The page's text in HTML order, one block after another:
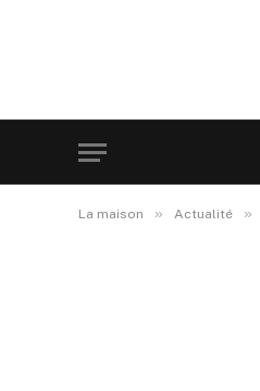
La maison » Actualité »